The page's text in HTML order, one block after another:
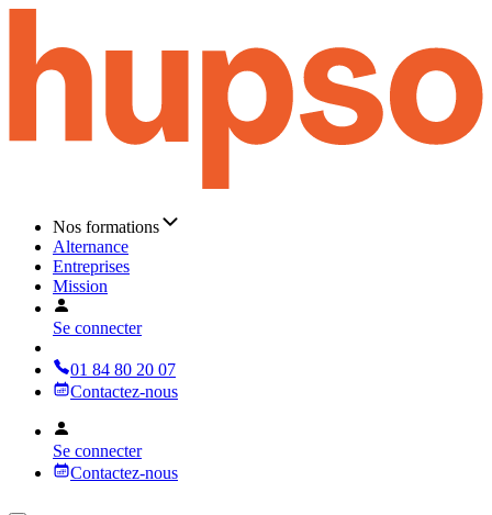
Nos formations
Alternance
Entreprises
Mission
Se connecter
01 84 80 20 07
Contactez-nous
Se connecter
Contactez-nous